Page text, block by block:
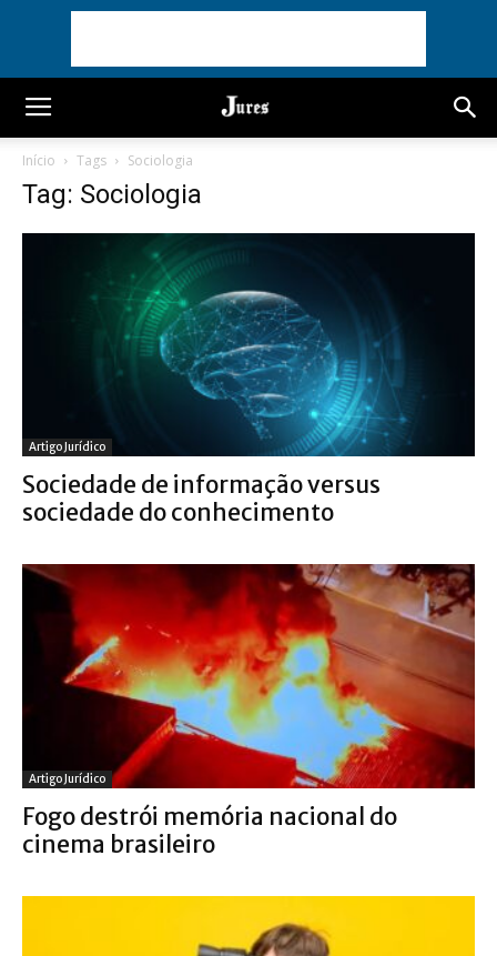
Início Tags Sociologia
Tag: Sociologia
Artigo Jurídico
Sociedade de informação versus
sociedade do conhecimento
Artigo Jurídico
Fogo destrói memória nacional do
cinema brasileiro